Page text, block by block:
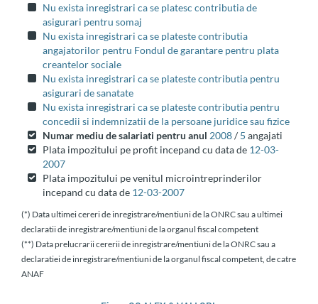
Nu exista inregistrari ca se platesc contributia de
asigurari pentru somaj
Nu exista inregistrari ca se plateste contributia
angajatorilor pentru Fondul de garantare pentru plata
creantelor sociale
Nu exista inregistrari ca se plateste contributia pentru
asigurari de sanatate
Nu exista inregistrari ca se plateste contributia pentru
concedii si indemnizatii de la persoane juridice sau fizice
Numar mediu de salariati pentru anul 2008/5 angajati
Plata impozitului pe profit incepand cu data de 12-03-
2007
Plata impozitului pe venitul microintreprinderilor
incepand cu data de 12-03-2007
(*) Data ultimei cereri de inregistrare/mentiuni de la ONRC sau a ultimei
declaratii de inregistrare/mentiuni de la organul fiscal competent
(**) Data prelucrarii cererii de inregistrare/mentiuni de la ONRC sau a
declaratiei de inregistrare/mentiuni de la organul fiscal competent, de catre
ANAF